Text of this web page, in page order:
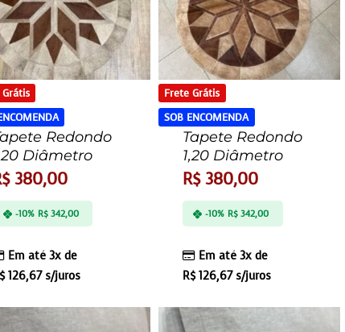
Redondo
Diâmetro
380,00
Em até 3x de
126,67s/juros
-10% R$342,00
Frete Grátis
SOB ENCOMENDA
Tapete Redondo
1,20 Diâmetro
R$380,00
Em até 3x de
R$126,67s/juros
-10% R$ 342,00